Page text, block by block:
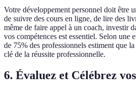
Votre développement personnel doit être
de suivre des cours en ligne, de lire des
même de faire appel à un coach, investir
vos compétences est essentiel. Selon une
de 75% des professionnels estiment que
clé de la réussite professionnelle.
6. Évaluez et Célébrez